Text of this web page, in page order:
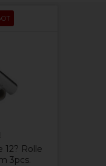
12? Rolle
3pcs.